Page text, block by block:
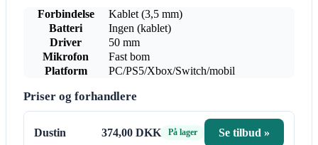
Forbindelse
Kablet (3,5 mm)
Batteri
Ingen (kablet)
Driver
50 mm
Mikrofon
Fast bom
Platform
PC/PS5/Xbox/Switch/mobil
Priser og forhandlere
Dustin 374,00 DKK På lager Se tilbud »